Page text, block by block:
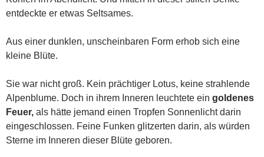
entdeckte er etwas Seltsames.
Aus einer dunklen, unscheinbaren Form erhob sich eine
kleine Blüte.
Sie war nicht groß. Kein prächtiger Lotus, keine strahlende
Alpenblume. Doch in ihrem Inneren leuchtete ein goldenes
Feuer, als hätte jemand einen Tropfen Sonnenlicht darin
eingeschlossen. Feine Funken glitzerten darin, als würden
Sterne im Inneren dieser Blüte geboren.